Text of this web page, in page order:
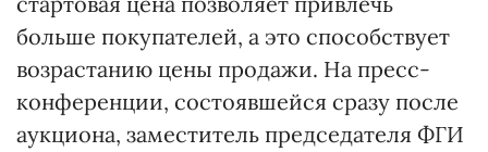
больше покупателей, а это способствует
возрастанию цены продажи. На пресс-
конференции, состоявшейся сразу после
аукциона, заместитель председателя ФГИ